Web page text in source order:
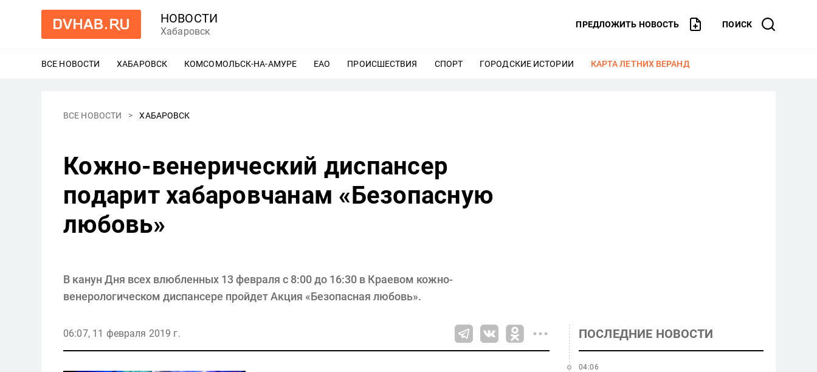
НОВОСТИ
Хабаровск
ПРЕДЛОЖИТЬ НОВОСТЬ ПОИСК
ВСЕ НОВОСТИ ХАБАРОВСК ЕЩЕ
КОМСОМОЛЬСК-НА-АМУРЕ ЕЩЕ
ЕАО ЕЩЕ
ПРОИСШЕСТВИЯ ЕЩЕ
СПОРТ ЕЩЕ
ГОРОДСКИЕ ИСТОРИИ ЕЩЕ
КАРТА ЛЕТНИХ ВЕРАНД
ВСЕ НОВОСТИ ХАБАРОВСК
Кожно-венерический диспансер
подарит хабаровчанам «Безопасную
любовь»
В канун Дня всех влюбленных 13 февраля с 8:00 до 16:30 в Краевом кожно-
венерологическом диспансере пройдет Акция «Безопасная любовь».
06:07, 11 февраля 2019 г. ПОСЛЕДНИЕ НОВОСТИ
04:06